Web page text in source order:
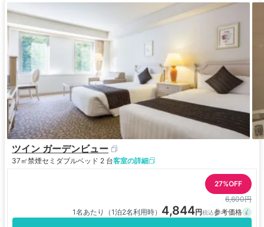
ツイン ガーデンビュー
37㎡禁煙セミダブルベッド 2 台客室の詳細
27%OFF
6,600円
1名あたり（1泊2名利用時） 4,844